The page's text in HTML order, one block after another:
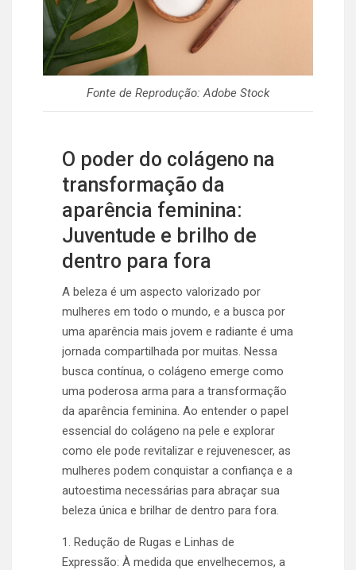
Fonte de Reprodução: Adobe Stock
O poder do colágeno na
transformação da
aparência feminina:
Juventude e brilho de
dentro para fora
A beleza é um aspecto valorizado por
mulheres em todo o mundo, e a busca por
uma aparência mais jovem e radiante é uma
jornada compartilhada por muitas. Nessa
busca contínua, o colágeno emerge como
uma poderosa arma para a transformação
da aparência feminina. Ao entender o papel
essencial do colágeno na pele e explorar
como ele pode revitalizar e rejuvenescer, as
mulheres podem conquistar a confiança e a
autoestima necessárias para abraçar sua
beleza única e brilhar de dentro para fora.
1. Redução de Rugas e Linhas de
Expressão: À medida que envelhecemos, a